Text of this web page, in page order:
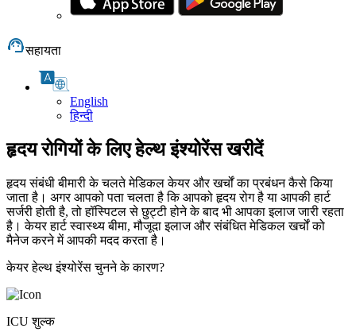
सहायता
English
हिन्दी
हृदय रोगियों के लिए हेल्थ इंश्योरेंस खरीदें
हृदय संबंधी बीमारी के चलते मेडिकल केयर और खर्चों का प्रबंधन कैसे किया
जाता है। अगर आपको पता चलता है कि आपको हृदय रोग है या आपकी हार्ट
सर्जरी होती है, तो हॉस्पिटल से छुट्टी होने के बाद भी आपका इलाज जारी रहता
है। केयर हार्ट स्वास्थ्य बीमा, मौजूदा इलाज और संबंधित मेडिकल खर्चों को
मैनेज करने में आपकी मदद करता है।
केयर हेल्थ इंश्योरेंस चुनने के कारण?
ICU शुल्क